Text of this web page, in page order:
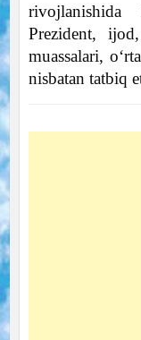
rivojlanishida
Prezident,
muassalari,
nisbatan tatbiq